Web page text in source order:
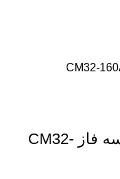
پمپ آب پنتاکس تک پروانه سه فاز CM32-